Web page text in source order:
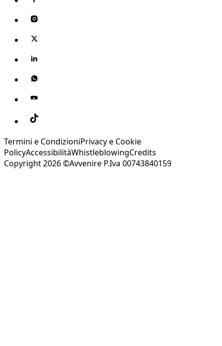
Termini e CondizioniPrivacy e Cookie
PolicyAccessibilitàWhistleblowingCredits
Copyright 2026 ©Avvenire P.Iva 00743840159